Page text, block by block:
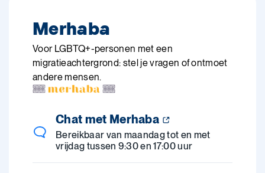
Merhaba
Voor LGBTQ+-personen met een
migratieachtergrond: stel je vragen of ontmoet
andere mensen.
Chat met Merhaba
Bereikbaar van maandag tot en met
vrijdag tussen 9:30 en 17:00 uur